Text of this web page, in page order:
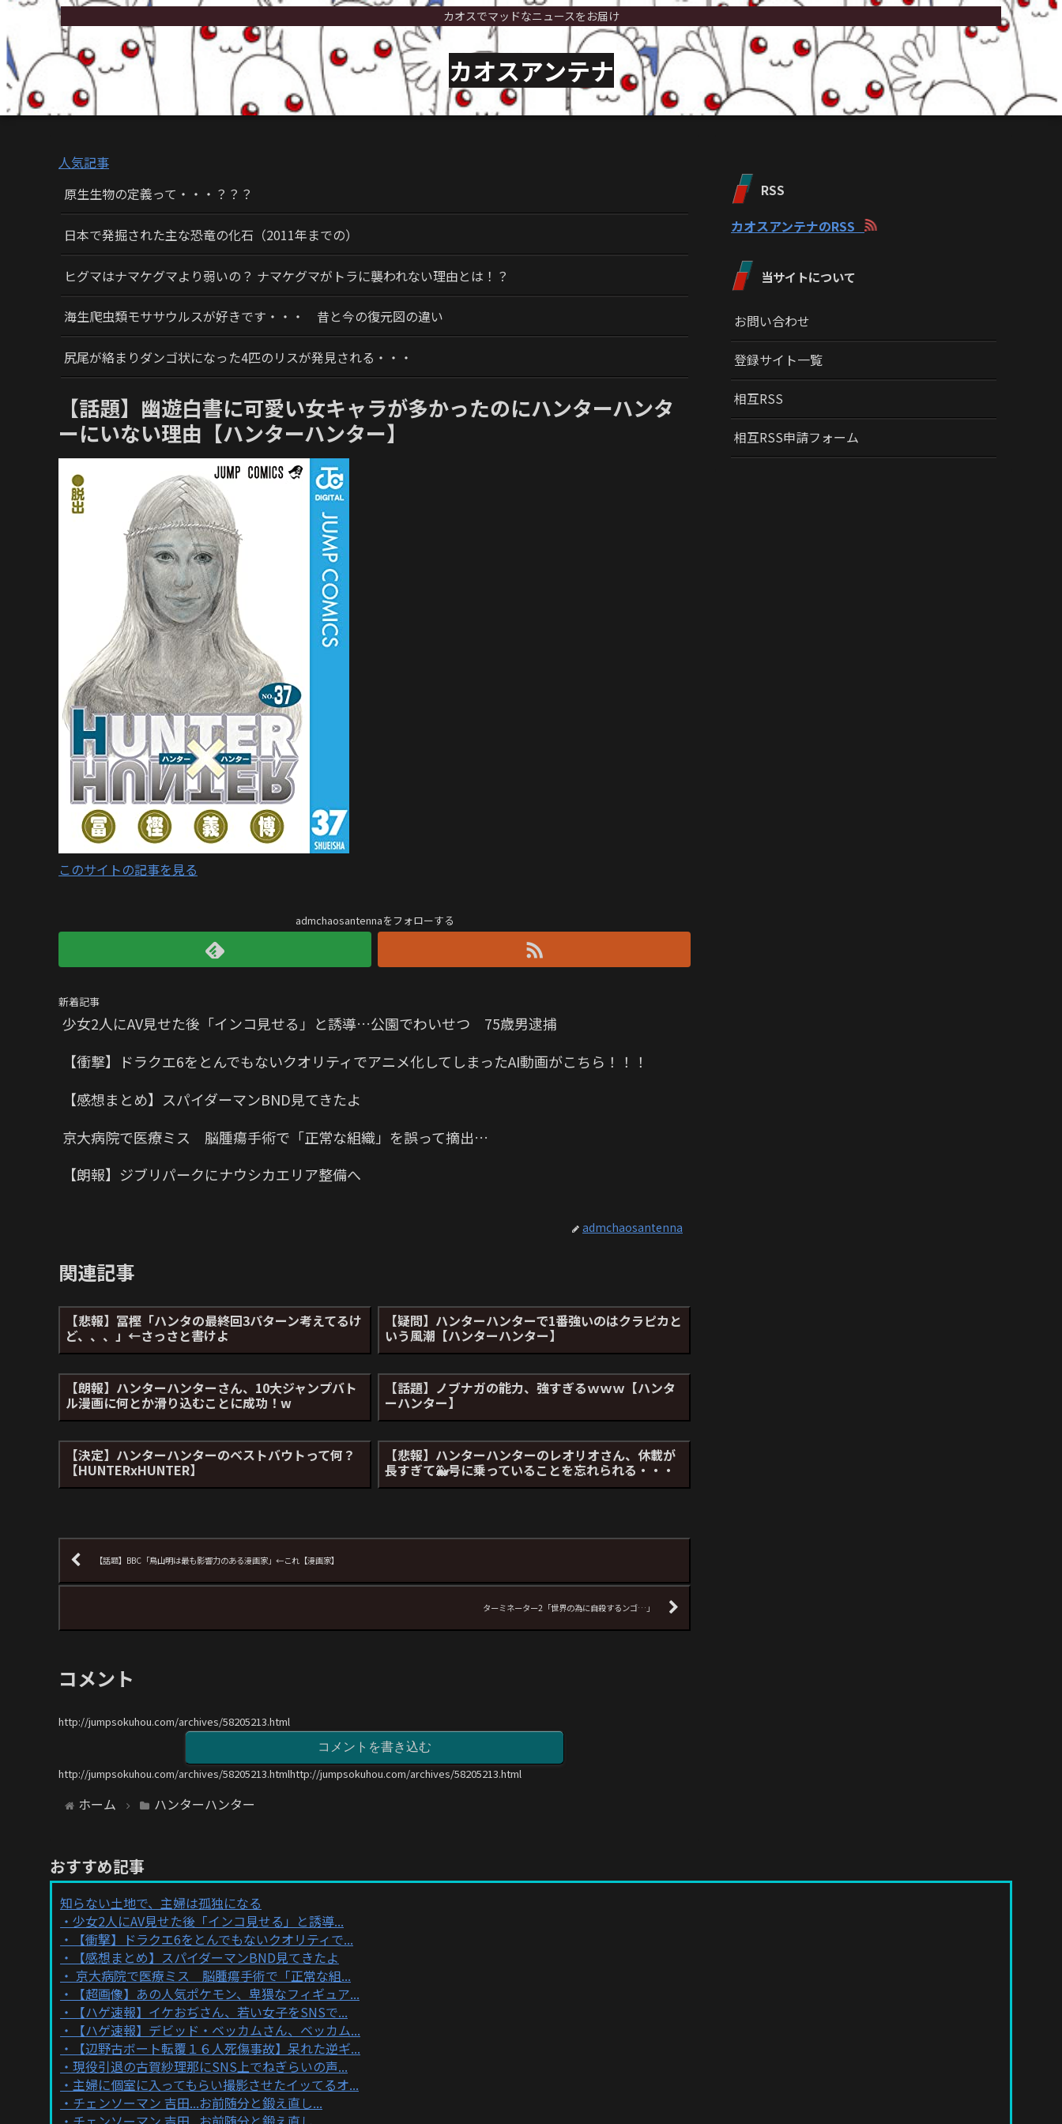
カオスでマッドなニュースをお届け
カオスアンテナ
人気記事
原生生物の定義って・・・？？？
日本で発掘された主な恐竜の化石（2011年までの）
ヒグマはナマケグマより弱いの？ ナマケグマがトラに襲われない理由とは！？
海生爬虫類モササウルスが好きです・・・ 昔と今の復元図の違い
尻尾が絡まりダンゴ状になった4匹のリスが発見される・・・
【話題】幽遊白書に可愛い女キャラが多かったのにハンターハンタ
ーにいない理由【ハンターハンター】
このサイトの記事を見る
admchaosantennaをフォローする
新着記事
少女2人にAV見せた後「インコ見せる」と誘導…公園でわいせつ 75歳男逮捕
【衝撃】ドラクエ6をとんでもないクオリティでアニメ化してしまったAI動画がこちら！！！
【感想まとめ】スパイダーマンBND見てきたよ
京大病院で医療ミス 脳腫瘍手術で「正常な組織」を誤って摘出…
【朗報】ジブリパークにナウシカエリア整備へ
admchaosantenna
関連記事
【悲報】冨樫「ハンタの最終回3パターン考えてるけ
ど、、、」←さっさと書けよ
【疑問】ハンターハンターで1番強いのはクラピカと
いう風潮【ハンターハンター】
【朗報】ハンターハンターさん、10大ジャンプバト
ル漫画に何とか滑り込むことに成功！w
【話題】ノブナガの能力、強すぎるｗｗｗ【ハンタ
ーハンター】
【決定】ハンターハンターのベストバウトって何？
【HUNTERxHUNTER】
【悲報】ハンターハンターのレオリオさん、休載が
長すぎて🐳号に乗っていることを忘れられる・・・
【話題】BBC「鳥山明は最も影響力のある漫画家」←これ【漫画家】
ターミネーター2「世界の為に自殺するンゴ…」
コメント
http://jumpsokuhou.com/archives/58205213.html
コメントを書き込む
http://jumpsokuhou.com/archives/58205213.htmlhttp://jumpsokuhou.com/archives/58205213.html
ホーム ハンターハンター
RSS
カオスアンテナのRSS
当サイトについて
お問い合わせ
登録サイト一覧
相互RSS
相互RSS申請フォーム
おすすめ記事
知らない土地で、主婦は孤独になる
少女2人にAV見せた後「インコ見せる」と誘導...
【衝撃】ドラクエ6をとんでもないクオリティで...
【感想まとめ】スパイダーマンBND見てきたよ
京大病院で医療ミス 脳腫瘍手術で「正常な組...
【超画像】あの人気ポケモン、卑猥なフィギュア...
【ハゲ速報】イケおぢさん、若い女子をSNSで...
【ハゲ速報】デビッド・ベッカムさん、ベッカム...
【辺野古ボート転覆１６人死傷事故】呆れた逆ギ...
現役引退の古賀紗理那にSNS上でねぎらいの声...
主婦に個室に入ってもらい撮影させたイッてるオ...
チェンソーマン 吉田...お前随分と鍛え直し...